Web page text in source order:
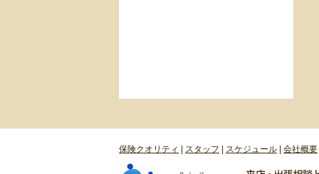
保険クオリティ スタッフ スケジュール 会社概要